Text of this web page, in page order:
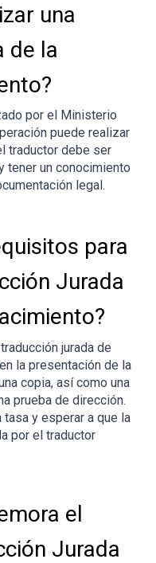
una
de la
por el Ministerio
puede realizar
traductor debe ser
tener un conocimiento
legal.
para
Jurada
jurada de
la presentación de la
copia, así como una
prueba de dirección.
tasa y esperar a que la
por el traductor
el
Jurada